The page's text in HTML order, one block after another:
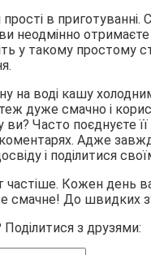
в приготуванні.
неодмінно отримаєте
у такому простому
на воді кашу
дуже смачно і
ви? Часто поєднуєте
коментарях. Адже
і поділитися
частіше. Кожен день
смачне! До швидких
з друзями: